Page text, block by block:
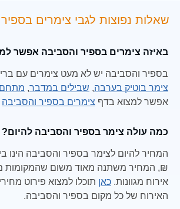
שאלות נפוצות לגבי צימרים
באיזה צימרים בספיר והסביבה אפשר
בספיר והסביבה יש לא מעט צימרים עם
צימר בוטיק בערבה, שבילים במדבר, מתחם
אפשר למצוא בדף צימרים בספיר והסביבה
כמה עולה צימר בספיר והסביבה להיום?
₪, המחיר משתנה מאוד משום שהמקומות
אירוח מגוונות. כאן תוכלו למצוא פירוט
האירוח של כל מקום בספיר והסביבה.